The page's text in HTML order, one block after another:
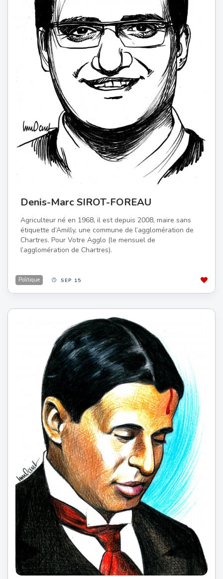
Denis-Marc SIROT-FOREAU
Agriculteur né en 1968, il est depuis 2008, maire sans
étiquette d’Amilly, une commune de l’agglomération de
Chartres. Pour Votre Agglo (le mensuel de
l’agglomération de Chartres).
Politique SEP 15